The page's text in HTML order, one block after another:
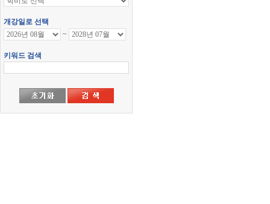
개강일로 선택
~
키워드 검색